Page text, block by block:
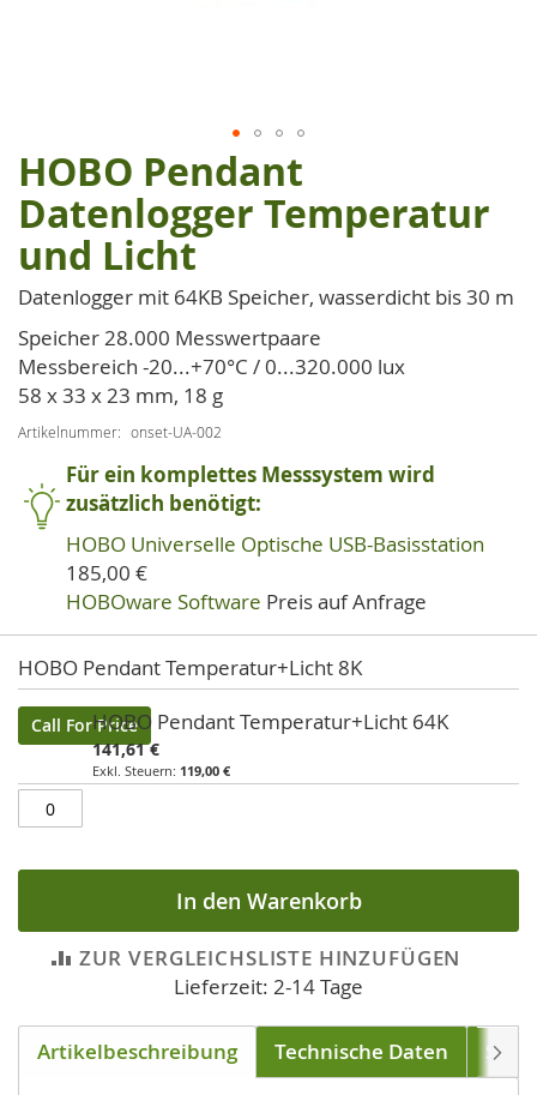
Zum
Anfang
der
Bildgalerie
springen
HOBO Pendant
Datenlogger Temperatur
und Licht
Datenlogger mit 64KB Speicher, wasserdicht bis 30 m
Speicher 28.000 Messwertpaare
Messbereich -20...+70°C / 0...320.000 lux
58 x 33 x 23 mm, 18 g
Artikelnummer onset-UA-002
Für ein komplettes Messsystem wird
zusätzlich benötigt:
HOBO Universelle Optische USB-Basisstation
185,00 €
HOBOware Software Preis auf Anfrage
für
gruppiertes
Produkt
HOBO Pendant Temperatur+Licht 8K
Call For PriceHOBO Pendant Temperatur+Licht 64K
141,61 €
119,00 €
In den Warenkorb
ZUR VERGLEICHSLISTE HINZUFÜGEN
Lieferzeit: 2-14 Tage
Artikelbeschreibung Technische Daten